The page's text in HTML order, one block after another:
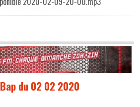
du 02 02 2020